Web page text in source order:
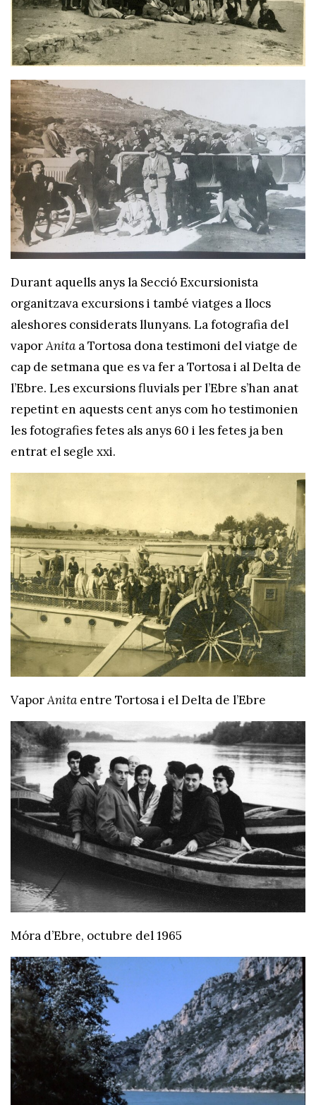
Durant aquells anys la Secció Excursionista
organitzava excursions i també viatges a llocs
aleshores considerats llunyans. La fotografia del
vaporAnita a Tortosa dona testimoni del viatge de
cap de setmana que es va fer a Tortosa i al Delta de
l’Ebre. Les excursions fluvials per l’Ebre s’han anat
repetint en aquests cent anys com ho testimonien
les fotografies fetes als anys 60 i les fetes ja ben
entrat el segle xxi.
VaporAnita entre Tortosa i el Delta de l’Ebre
Móra d’Ebre, octubre del 1965